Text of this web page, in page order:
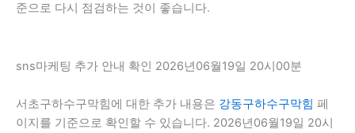
준으로 다시 점검하는 것이 좋습니다.
sns마케팅 추가 안내 확인 2026년06월19일 20시00분
서초구하수구막힘에 대한 추가 내용은 강동구하수구막힘 페
이지를 기준으로 확인할 수 있습니다. 2026년06월19일 20시